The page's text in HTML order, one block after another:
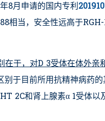
8月申请的国内专利
相当，安全性远高于
于，对D 3受体在体外亲
别于目前所用抗精神病药
2C和肾上腺素α 1受体以